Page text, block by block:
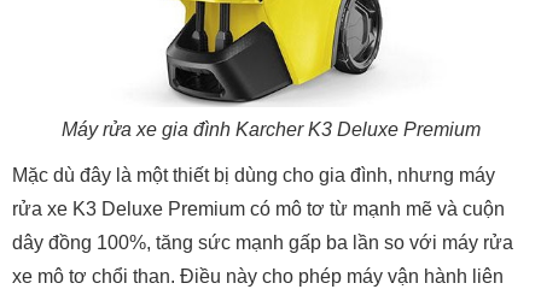
Máy rửa xe gia đình Karcher K3 Deluxe Premium
Mặc dù đây là một thiết bị dùng cho gia đình, nhưng máy
rửa xe K3 Deluxe Premium có mô tơ từ mạnh mẽ và cuộn
dây đồng 100%, tăng sức mạnh gấp ba lần so với máy rửa
xe mô tơ chổi than. Điều này cho phép máy vận hành liên